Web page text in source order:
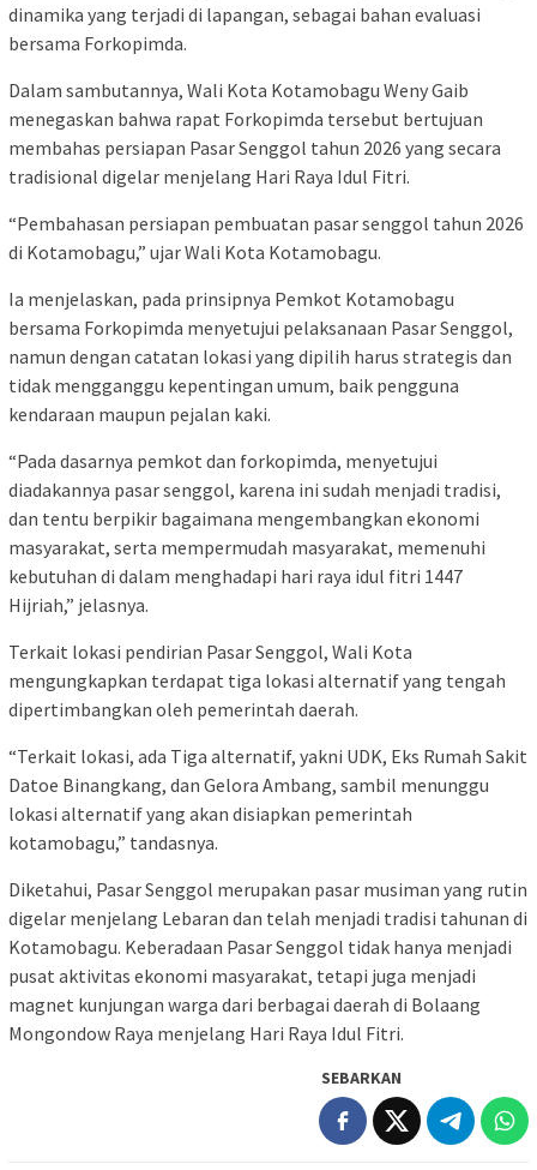
dinamika yang terjadi di lapangan, sebagai bahan evaluasi
bersama Forkopimda.
Dalam sambutannya, Wali Kota Kotamobagu Weny Gaib
menegaskan bahwa rapat Forkopimda tersebut bertujuan
membahas persiapan Pasar Senggol tahun 2026 yang secara
tradisional digelar menjelang Hari Raya Idul Fitri.
“Pembahasan persiapan pembuatan pasar senggol tahun 2026
di Kotamobagu,” ujar Wali Kota Kotamobagu.
Ia menjelaskan, pada prinsipnya Pemkot Kotamobagu
bersama Forkopimda menyetujui pelaksanaan Pasar Senggol,
namun dengan catatan lokasi yang dipilih harus strategis dan
tidak mengganggu kepentingan umum, baik pengguna
kendaraan maupun pejalan kaki.
“Pada dasarnya pemkot dan forkopimda, menyetujui
diadakannya pasar senggol, karena ini sudah menjadi tradisi,
dan tentu berpikir bagaimana mengembangkan ekonomi
masyarakat, serta mempermudah masyarakat, memenuhi
kebutuhan di dalam menghadapi hari raya idul fitri 1447
Hijriah,” jelasnya.
Terkait lokasi pendirian Pasar Senggol, Wali Kota
mengungkapkan terdapat tiga lokasi alternatif yang tengah
dipertimbangkan oleh pemerintah daerah.
“Terkait lokasi, ada Tiga alternatif, yakni UDK, Eks Rumah Sakit
Datoe Binangkang, dan Gelora Ambang, sambil menunggu
lokasi alternatif yang akan disiapkan pemerintah
kotamobagu,” tandasnya.
Diketahui, Pasar Senggol merupakan pasar musiman yang rutin
digelar menjelang Lebaran dan telah menjadi tradisi tahunan di
Kotamobagu. Keberadaan Pasar Senggol tidak hanya menjadi
pusat aktivitas ekonomi masyarakat, tetapi juga menjadi
magnet kunjungan warga dari berbagai daerah di Bolaang
Mongondow Raya menjelang Hari Raya Idul Fitri.
SEBARKAN